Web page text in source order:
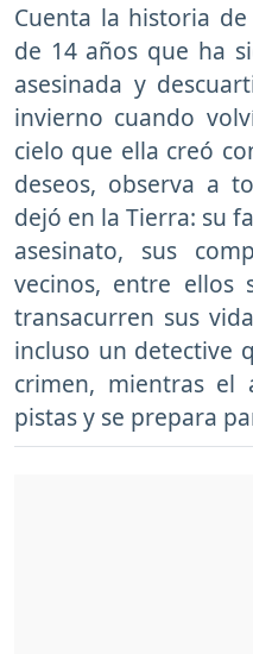
Cuenta la historia
de 14 años que ha
asesinada y
invierno cuando
cielo que ella creó
deseos, observa a
dejó en la Tierra: su
asesinato, sus
vecinos, entre ellos
transacurren sus
incluso un detective
crimen, mientras el
pistas y se prepara